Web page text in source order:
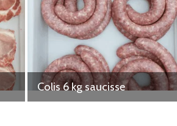
Colis 6 kg saucisse